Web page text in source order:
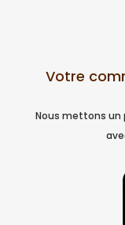
Votre
Nous mettons un